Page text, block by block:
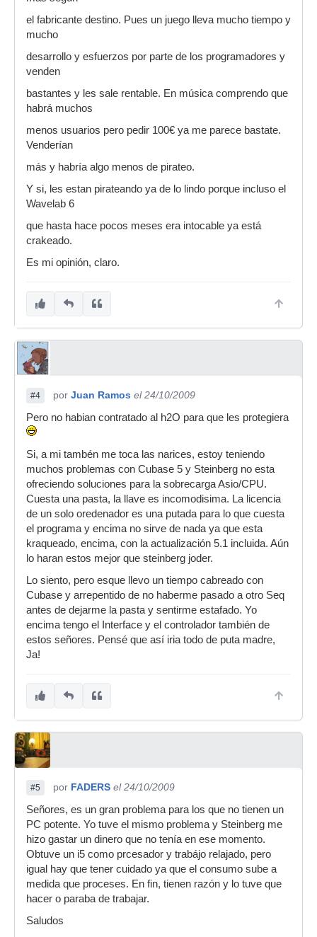
el fabricante destino. Pues un juego lleva mucho tiempo y
mucho
desarrollo y esfuerzos por parte de los programadores y
venden
bastantes y les sale rentable. En música comprendo que
habrá muchos
menos usuarios pero pedir 100€ ya me parece bastate.
Venderían
más y habría algo menos de pirateo.
Y si, les estan pirateando ya de lo lindo porque incluso el
Wavelab 6
que hasta hace pocos meses era intocable ya está
crakeado.
Es mi opinión, claro.
#4 por Juan Ramos el 24/10/2009
Pero no habian contratado al h2O para que les protegiera
Si, a mi tambén me toca las narices, estoy teniendo
muchos problemas con Cubase 5 y Steinberg no esta
ofreciendo soluciones para la sobrecarga Asio/CPU.
Cuesta una pasta, la llave es incomodisima. La licencia
de un solo oredenador es una putada para lo que cuesta
el programa y encima no sirve de nada ya que esta
kraqueado, encima, con la actualización 5.1 incluida. Aún
lo haran estos mejor que steinberg joder.
Lo siento, pero esque llevo un tiempo cabreado con
Cubase y arrepentido de no haberme pasado a otro Seq
antes de dejarme la pasta y sentirme estafado. Yo
encima tengo el Interface y el controlador también de
estos señores. Pensé que así iria todo de puta madre,
Ja!
#5 por FADERS el 24/10/2009
Señores, es un gran problema para los que no tienen un
PC potente. Yo tuve el mismo problema y Steinberg me
hizo gastar un dinero que no tenía en ese momento.
Obtuve un i5 como prcesador y trabájo relajado, pero
igual hay que tener cuidado ya que el consumo sube a
medida que proceses. En fin, tienen razón y lo tuve que
hacer o paraba de trabajar.
Saludos